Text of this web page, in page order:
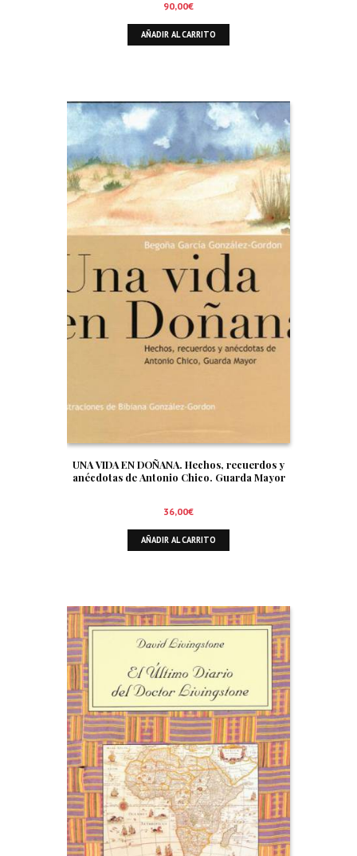
90,00€
AÑADIR AL CARRITO
UNA VIDA EN DOÑANA. Hechos, recuerdos y
anécdotas de Antonio Chico. Guarda Mayor
36,00€
AÑADIR AL CARRITO